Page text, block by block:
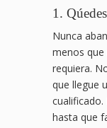
1.
Nunca
menos que
requiera.
que llegue
cualificado.
hasta que